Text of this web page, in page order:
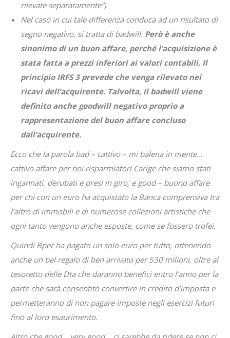
rilevate separatamente”).
Nel caso in cui tale differenza conduca ad un risultato di
segno negativo, si tratta di badwill. Però è anche
sinonimo di un buon affare, perché l’acquisizione è
stata fatta a prezzi inferiori ai valori contabili. Il
principio IRFS 3 prevede che venga rilevato nei
ricavi dell’acquirente. Talvolta, il badwill viene
definito anche goodwill negativo proprio a
rappresentazione del buon affare concluso
dall’acquirente.
Ecco che la parola bad – cattivo – mi balena in mente…
cattivo affare per noi risparmiatori Carige che siamo stati
ingannati, derubati e presi in giro; e good – buono affare
per chi con un euro ha acquistato la Banca comprensiva tra
l’altro di immobili e di numerose collezioni artistiche che
ogni tanto vengono anche esposte, come se fossero trofei.
Quindi Bper ha pagato un solo euro per tutto, ottenendo
anche un bel regalo di ben arrivato per 530 milioni, oltre al
tesoretto delle Dta che daranno benefici entro l’anno per la
parte che sarà consentito convertire in credito d’imposta e
permetteranno di non pagare imposte negli esercizi futuri
fino al loro esaurimento.